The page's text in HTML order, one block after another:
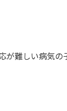
難しい病気